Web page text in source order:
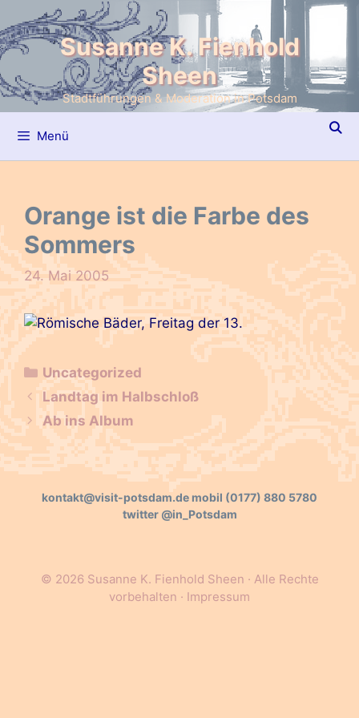
Inhalt
springenSusanne K. Fienhold
Sheen
Stadtführungen & Moderation in Potsdam
Menü
Orange ist die Farbe des
Sommers
24. Mai 2005
Kategorien
Uncategorized
Beitrags-
Navigation
Landtag im Halbschloß
Ab ins Album
kontakt@visit-potsdam.de mobil (0177) 880 5780
twitter @in_Potsdam
© 2026 Susanne K. Fienhold Sheen · Alle Rechte
vorbehalten · Impressum